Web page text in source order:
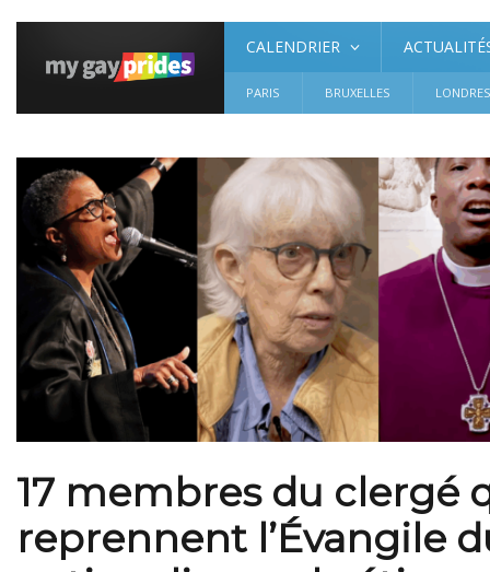
CALENDRIER
PARIS BRUXELLES LONDRES
17 membres du clergé
reprennent l’Évangile